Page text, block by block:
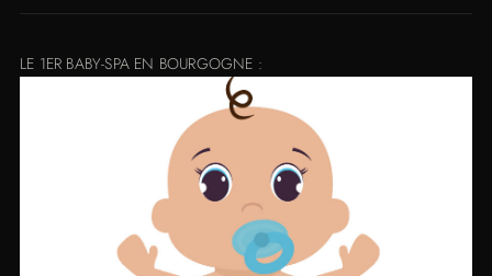
LE 1ER BABY-SPA EN BOURGOGNE :